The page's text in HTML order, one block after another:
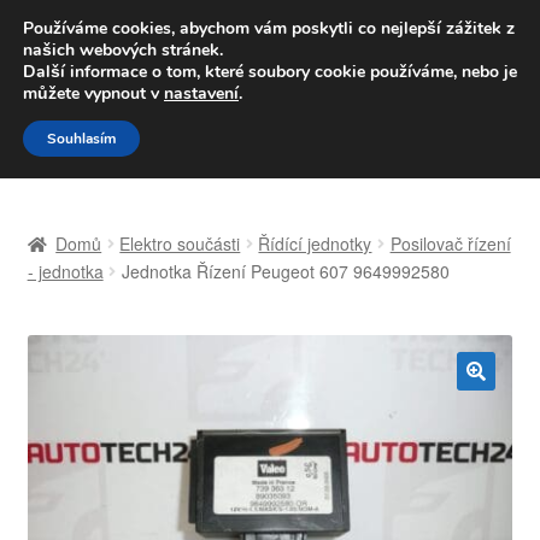
DOPRAVA od 139,-Kč
Volejte po-pá 9-16 704 494 494
Přeskočit
na
navigaci
Přejít
k
obsahu
Celosvětová doprava
Košík
Domů Elektro součásti Řídící jednotky
Posilovač řízení
- jednotka
Jednotka Řízení Peugeot 607 9649992580
Používáme cookies, abychom vám poskytli co nejlepší zážitek z
našich webových stránek.
Další informace o tom, které soubory cookie používáme, nebo je
můžete vypnout v nastavení.
Souhlasím